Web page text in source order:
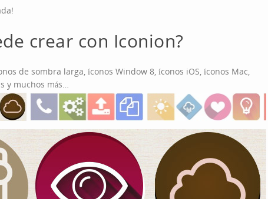
crear con Iconion?
de sombra larga, íconos Window 8, íconos iOS, íconos Mac,
y muchos más…